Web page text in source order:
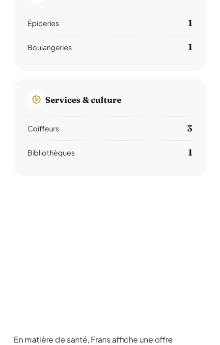
Épiceries 1
Boulangeries 1
Services & culture
Coiffeurs 3
Bibliothèques 1
En matière de santé, Frans affiche une offre